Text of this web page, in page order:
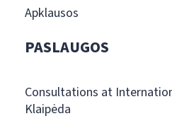
Apklausos
PASLAUGOS
Consultations at
Klaipėda